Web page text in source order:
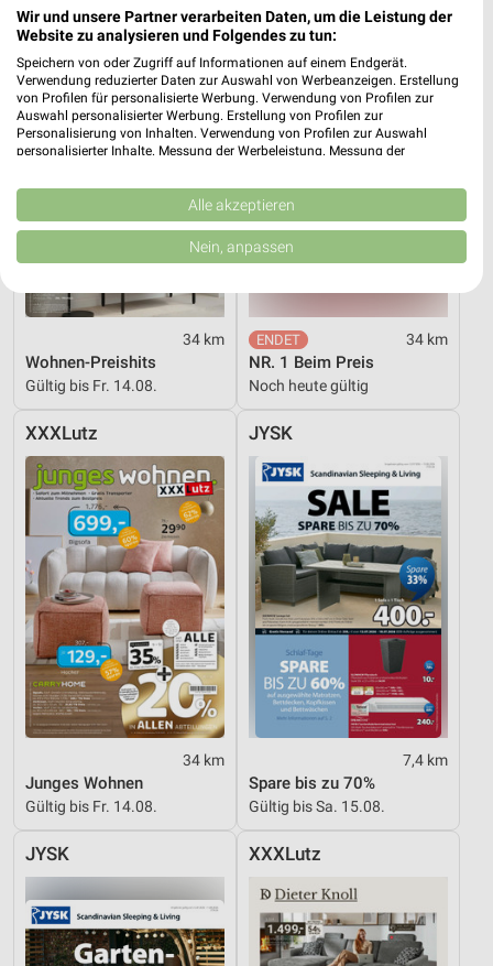
XXXLutz
34 km
Wohnen-Preishits
Gültig bis Fr. 14.08.
XXXLutz
34 km
NR. 1 Beim Preis
Noch heute gültig
XXXLutz
34 km
Junges Wohnen
Gültig bis Fr. 14.08.
JYSK
7,4 km
Spare bis zu 70%
Gültig bis Sa. 15.08.
JYSK XXXLutz
Wir und unsere Partner verarbeiten Daten, um die Leistung der
Website zu analysieren und Folgendes zu tun:
Speichern von oder Zugriff auf Informationen auf einem Endgerät.
Verwendung reduzierter Daten zur Auswahl von Werbeanzeigen. Erstellung
von Profilen für personalisierte Werbung. Verwendung von Profilen zur
Auswahl personalisierter Werbung. Erstellung von Profilen zur
Personalisierung von Inhalten. Verwendung von Profilen zur Auswahl
personalisierter Inhalte. Messung der Werbeleistung. Messung der
Kombinationen von Daten aus verschiedenen Quellen. Entwicklung und
Verbesserung der Angebote. Verwendung reduzierter Daten zur Auswahl
von Inhalten.
Daten können außerhalb der Europäischen Union weitergegeben und in die
USA gesendet werden.
Website/App.
Partnerliste anzeigen (1 IAB-Anbieter)
Wir nutzen Ihre Daten für folgende Zwecke:
IAB-Verarbeitungszwecke:
auf einem Endgerät
Verwendung reduzierter Daten zur Auswahl von
Werbeanzeigen
Erstellung von Profilen für personalisierte
Werbung
Verwendung von Profilen zur Auswahl
personalisierter Werbung
Erstellung von Profilen zur Personalisierung
von Inhalten
Verwendung von Profilen zur Auswahl
personalisierter Inhalte
Messung der Werbeleistung
Messung der Performance von Inhalten
Analyse von Zielgruppen durch Statistiken oder
Kombinationen von Daten aus verschiedenen
Quellen
Alle akzeptieren
Nein, anpassen